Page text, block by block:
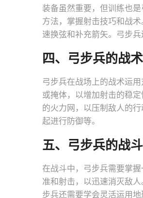
装备虽然重要，但训练也
方法，掌握射击技巧和战
速换弦和补充箭矢。弓步
四、弓步兵的战
弓步兵在战场上的战术运
或掩体，以增加射击的稳
的火力网，以压制敌人的
起进行防御等。
五、弓步兵的战
在战斗中，弓步兵需要掌
准和射击，以迅速消灭敌
步兵还需要学会灵活运用